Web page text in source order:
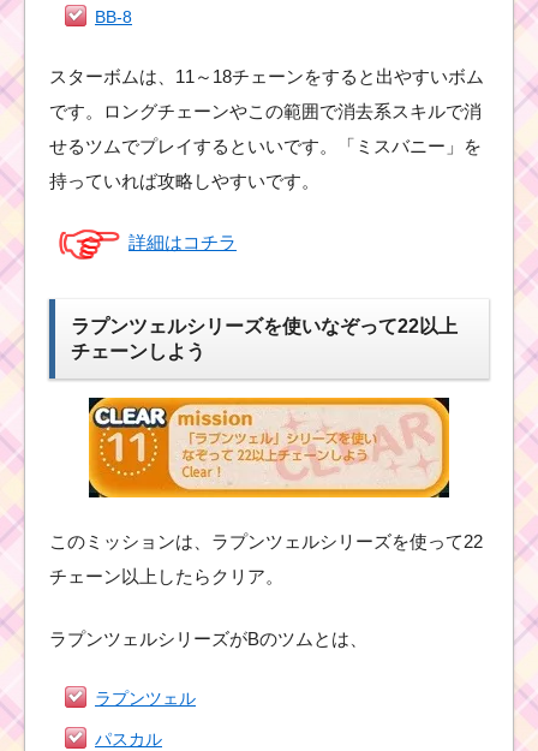
BB-8
スターボムは、11～18チェーンをすると出やすいボム
です。ロングチェーンやこの範囲で消去系スキルで消
せるツムでプレイするといいです。「ミスバニー」を
持っていれば攻略しやすいです。
詳細はコチラ
ラプンツェルシリーズを使いなぞって22以上
チェーンしよう
このミッションは、ラプンツェルシリーズを使って22
チェーン以上したらクリア。
ラプンツェルシリーズがBのツムとは、
ラプンツェル
パスカル